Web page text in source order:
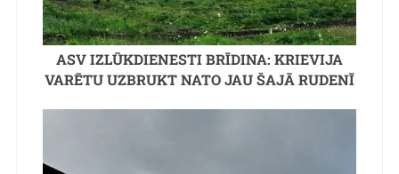
ASV IZLŪKDIENESTI BRĪDINA: KRIEVIJA
VARĒTU UZBRUKT NATO JAU ŠAJĀ RUDENĪ